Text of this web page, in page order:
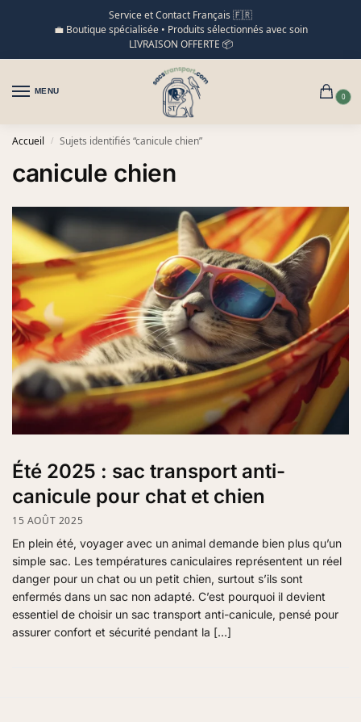
Service et Contact Français 🇫🇷
💼 Boutique spécialisée • Produits sélectionnés avec soin
LIVRAISON OFFERTE 📦
MENU
0
Accueil / Sujets identifiés “canicule chien”
canicule chien
Été 2025 : sac transport anti-
canicule pour chat et chien
15 AOÛT 2025
En plein été, voyager avec un animal demande bien plus qu’un
simple sac. Les températures caniculaires représentent un réel
danger pour un chat ou un petit chien, surtout s’ils sont
enfermés dans un sac non adapté. C’est pourquoi il devient
essentiel de choisir un sac transport anti-canicule, pensé pour
assurer confort et sécurité pendant la […]